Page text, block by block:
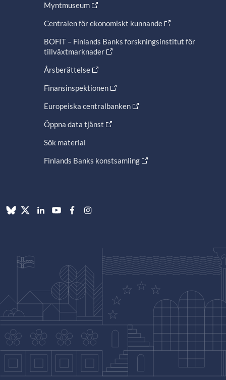
Myntmuseum
Centralen för ekonomiskt kunnande
BOFIT – Finlands Banks forskningsinstitut för
tillväxtmarknader
Årsberättelse
Finansinspektionen
Europeiska centralbanken
Öppna data tjänst
Sök material
Finlands Banks konstsamling